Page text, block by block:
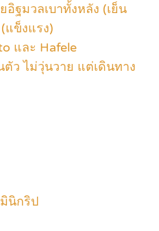
อิฐมวลเบาทั้งหลัง (เย็น
แข็งแรง)
และ Hafele
ตัว ไม่วุ่นวาย แต่เดินทาง
นิกริป